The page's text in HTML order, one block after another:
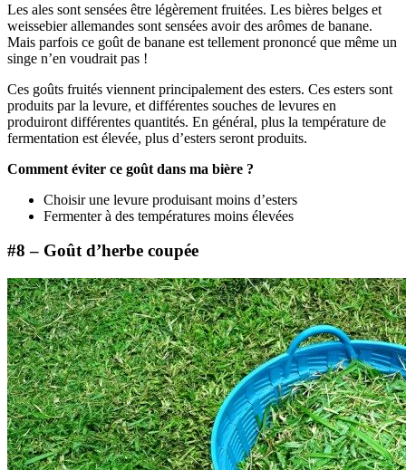
Les ales sont sensées être légèrement fruitées. Les bières belges et
weissebier allemandes sont sensées avoir des arômes de banane.
Mais parfois ce goût de banane est tellement prononcé que même un
singe n’en voudrait pas !
Ces goûts fruités viennent principalement des esters. Ces esters sont
produits par la levure, et différentes souches de levures en
produiront différentes quantités. En général, plus la température de
fermentation est élevée, plus d’esters seront produits.
Comment éviter ce goût dans ma bière ?
Choisir une levure produisant moins d’esters
Fermenter à des températures moins élevées
#8 – Goût d’herbe coupée